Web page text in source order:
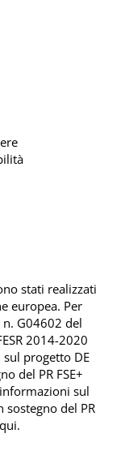
stati realizzati
europea. Per
G04602 del
2014-2020
progetto DE
del PR FSE+
sul
sostegno del PR
.